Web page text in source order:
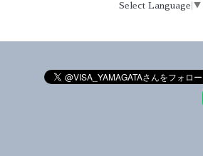
Select Language ▼